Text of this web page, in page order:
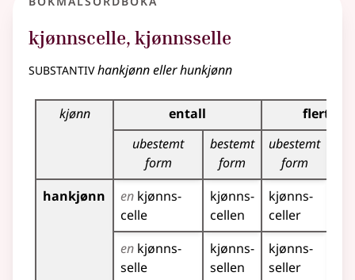
kjønnscelle, kjønnsselle
substantivhankjønn eller hunkjønn
Bøyingstabell for dette substantivet
kjønn entall
flertall
ubestemt
form
bestemt
form
ubestemt
form
hankjønn
en kjønns­
celle
kjønns­
cellen
kjønns­
celler
en kjønns­
selle
kjønns­
sellen
kjønns­
seller